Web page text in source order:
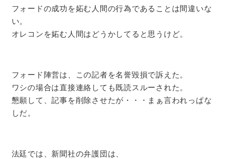
フォードの成功を妬む人間の行為であることは間違いな
い。
オレコンを妬む人間はどうかしてると思うけど。
フォード陣営は、この記者を名誉毀損で訴えた。
ワシの場合は直接連絡しても既読スルーされた。
懇願して、記事を削除させたが・・・まぁ言われっぱな
しだ。
法廷では、新聞社の弁護団は、